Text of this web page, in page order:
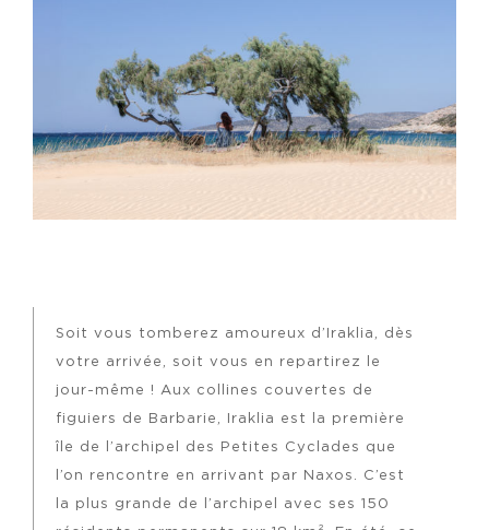
Soit vous tomberez amoureux d’Iraklia, dès
votre arrivée, soit vous en repartirez le
jour-même ! Aux collines couvertes de
figuiers de Barbarie, Iraklia est la première
île de l’archipel des Petites Cyclades que
l’on rencontre en arrivant par Naxos. C’est
la plus grande de l’archipel avec ses 150